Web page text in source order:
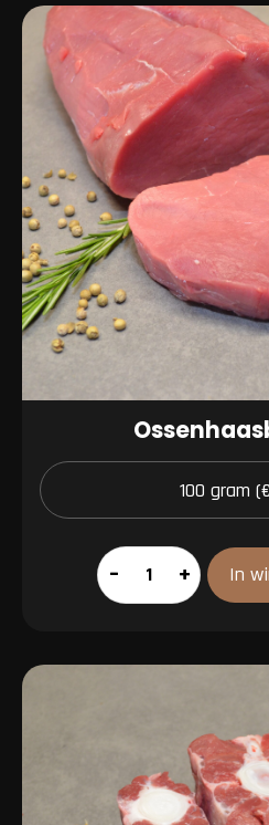
Ossenhaasbiefstuk
aantal
– + In